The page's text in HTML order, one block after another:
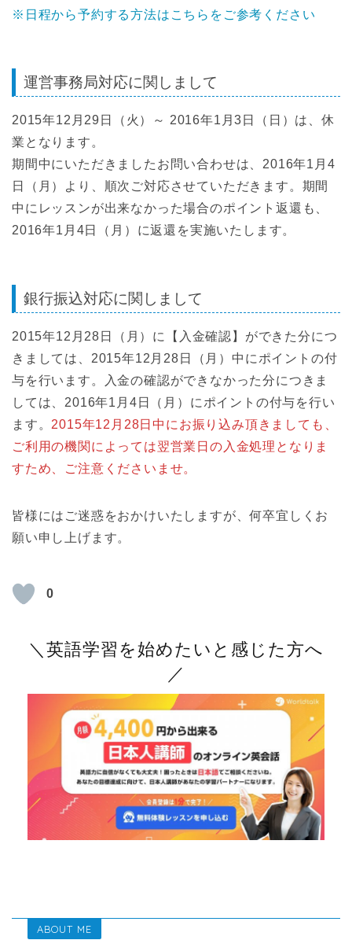
※日程から予約する方法はこちらをご参考ください
運営事務局対応に関しまして
2015年12月29日（火）～ 2016年1月3日（日）は、休
業となります。
期間中にいただきましたお問い合わせは、2016年1月4
日（月）より、順次ご対応させていただきます。期間
中にレッスンが出来なかった場合のポイント返還も、
2016年1月4日（月）に返還を実施いたします。
銀行振込対応に関しまして
2015年12月28日（月）に【入金確認】ができた分につ
きましては、2015年12月28日（月）中にポイントの付
与を行います。入金の確認ができなかった分につきま
しては、2016年1月4日（月）にポイントの付与を行い
ます。 2015年12月28日中にお振り込み頂きましても、
ご利用の機関によっては翌営業日の入金処理となりま
すため、ご注意くださいませ。
皆様にはご迷惑をおかけいたしますが、何卒宜しくお
願い申し上げます。
0
＼英語学習を始めたいと感じた方へ
／
ABOUT ME